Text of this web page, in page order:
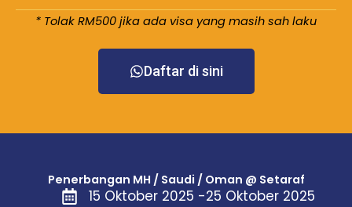
* Tolak RM500 jika ada visa yang masih sah laku
Daftar di sini
Penerbangan MH / Saudi / Oman @ Setaraf
15 Oktober 2025 -25 Oktober 2025